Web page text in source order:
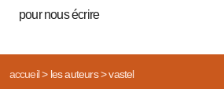
pour nous écrire
accueil> les auteurs> vastel